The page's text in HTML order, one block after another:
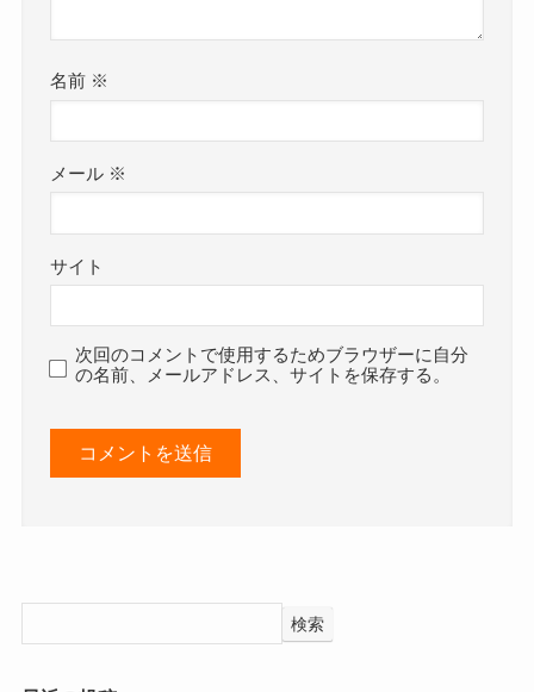
名前 ※
メール ※
サイト
次回のコメントで使用するためブラウザーに自分
の名前、メールアドレス、サイトを保存する。
検索